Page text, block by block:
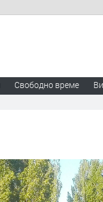
Свободно време